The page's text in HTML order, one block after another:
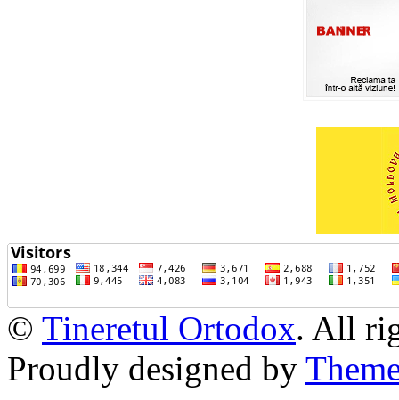
© Tineretul Ortodox. All
Proudly designed by